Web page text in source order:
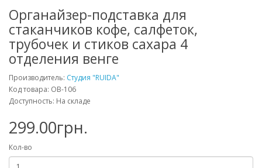
Органайзер-подставка для
стаканчиков кофе, салфеток,
трубочек и стиков сахара 4
отделения венге
Производитель: Студия "RUIDA"
Код товара: OB-106
Доступность: На складе
299.00грн.
Кол-во